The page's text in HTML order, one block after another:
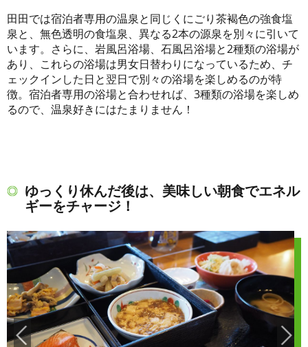
田田では宿泊者専用の温泉と同じくにごり茶褐色の強食塩
泉と、無色透明の食塩泉、異なる2本の源泉を別々に引いて
います。さらに、岩風呂浴場、石風呂浴場と2種類の浴場が
あり、これらの浴場は男女日替わりになっているため、チ
ェックインした日と翌日で別々の浴場を楽しめるのが特
徴。宿泊者専用の浴場と合わせれば、3種類の浴場を楽しめ
るので、温泉好きにはたまりません！
ゆっくり休んだ後は、美味しい朝食でエネル
ギーをチャージ！